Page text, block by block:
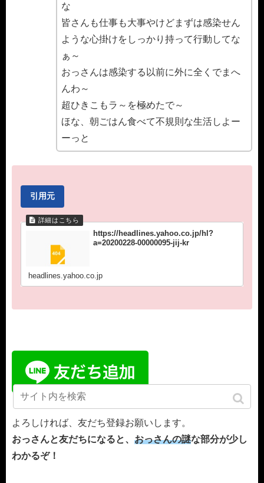
な
皆さんも仕事も大事やけどまずは感染せん
ような心掛けをしっかり持って行動してな
ぁ～
おっさんは感染する以前に外に全くでまへ
んわ～
超ひきこもラ～を極めたで～
ほな、朝ごはん食べて不規則な生活しよー
ーっと
引用元
https://headlines.yahoo.co.jp/hl?
a=20200228-00000095-jij-kr
headlines.yahoo.co.jp
よろしければ、友だち登録お願いします。
おっさんと友だちになると、 おっさんの謎な部分が少し
わかるぞ！